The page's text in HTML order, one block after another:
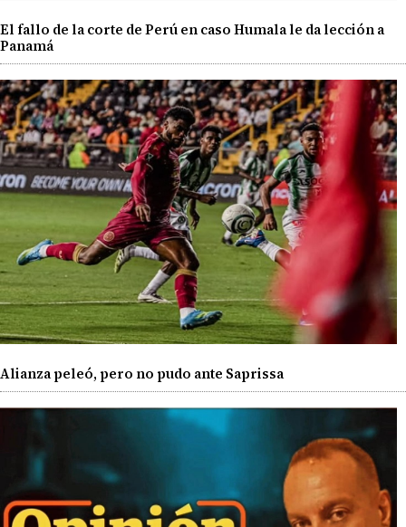
El fallo de la corte de Perú en caso Humala le da lección a
Panamá
Alianza peleó, pero no pudo ante Saprissa